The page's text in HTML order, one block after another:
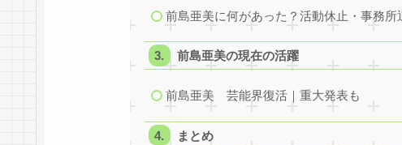
前島亜美に何があった？活動休止・事務
前島亜美の現在の活躍
前島亜美 芸能界復活｜重大発表も
まとめ